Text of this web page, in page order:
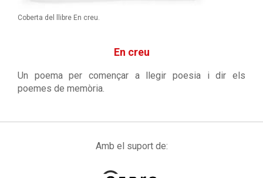
Coberta del llibre En creu.
En creu
Un poema per començar a llegir poesia i dir els
poemes de memòria.
Amb el suport de: